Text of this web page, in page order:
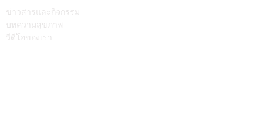
ข่าวสารและกิจกรรม
บทความสุขภาพ
วีดีโอของเรา